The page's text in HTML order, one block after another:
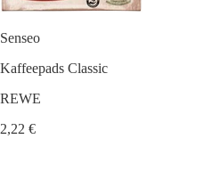
Senseo
Kaffeepads Classic
REWE
2,22 €